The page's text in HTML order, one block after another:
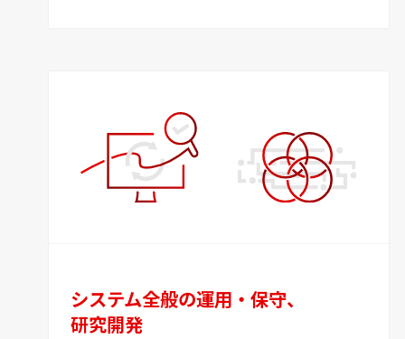
システム全般の運用・保守、
研究開発